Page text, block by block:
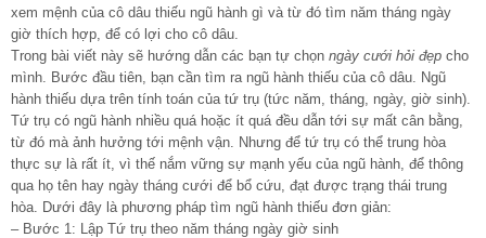
xem mệnh của cô dâu thiếu ngũ hành gì và từ đó tìm năm tháng ngày
giờ thích hợp, để có lợi cho cô dâu.
Trong bài viết này sẽ hướng dẫn các bạn tự chọn ngày cưới hỏi đẹp cho
mình. Bước đầu tiên, bạn cần tìm ra ngũ hành thiếu của cô dâu. Ngũ
hành thiếu dựa trên tính toán của tứ trụ (tức năm, tháng, ngày, giờ sinh).
Tứ trụ có ngũ hành nhiều quá hoặc ít quá đều dẫn tới sự mất cân bằng,
từ đó mà ảnh hưởng tới mệnh vận. Nhưng để tứ trụ có thể trung hòa
thực sự là rất ít, vì thế nắm vững sự mạnh yếu của ngũ hành, để thông
qua họ tên hay ngày tháng cưới để bổ cứu, đạt được trạng thái trung
hòa. Dưới đây là phương pháp tìm ngũ hành thiếu đơn giản:
– Bước 1: Lập Tứ trụ theo năm tháng ngày giờ sinh